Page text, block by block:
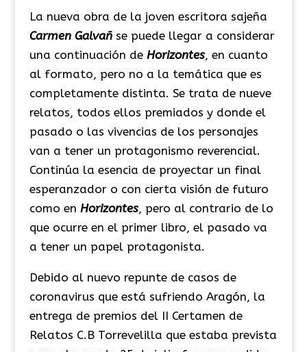
La nueva obra de la joven escritora sajeña
Carmen Galvañse puede llegar a considerar
una continuación de Horizontes, en cuanto
al formato, pero no a la temática que es
completamente distinta. Se trata de nueve
relatos, todos ellos premiados y donde el
pasado o las vivencias de los personajes
van a tener un protagonismo reverencial.
Continúa la esencia de proyectar un final
esperanzador o con cierta visión de futuro
como en Horizontes, pero al contrario de lo
que ocurre en el primer libro, el pasado va
a tener un papel protagonista.
Debido al nuevo repunte de casos de
coronavirus que está sufriendo Aragón, la
entrega de premios del II Certamen de
Relatos C.B Torrevelilla que estaba prevista